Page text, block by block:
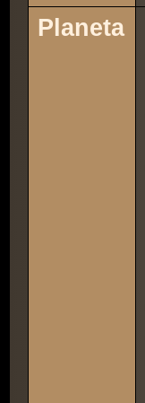
Planeta